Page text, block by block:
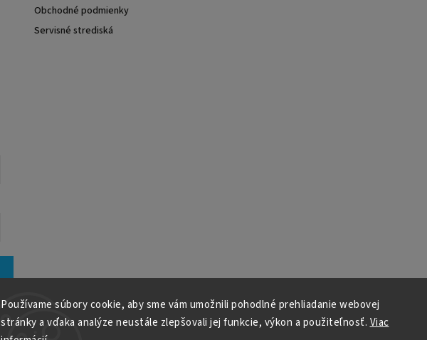
Používame súbory cookie, aby sme vám umožnili pohodlné prehliadanie webovej
stránky a vďaka analýze neustále zlepšovali jej funkcie, výkon a použiteľnosť. Viac
Obchodné podmienky
Servisné strediská